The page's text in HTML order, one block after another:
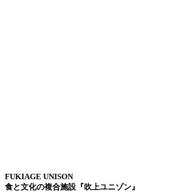
FUKIAGE UNISON
食と文化の複合施設『吹上ユニゾン』